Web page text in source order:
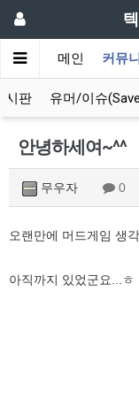
메인 커뮤
시판 유머/이슈
안녕하세여~^^
무우자 0
오랜만에 머드게임 생
아직까지 있었군요...ㅎ